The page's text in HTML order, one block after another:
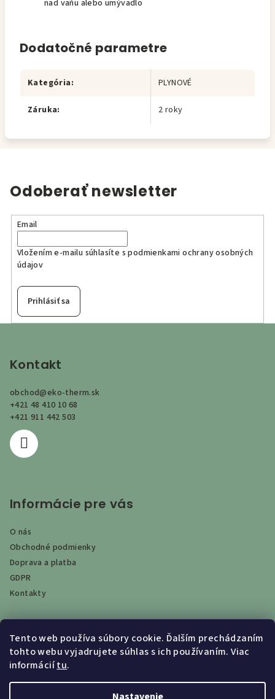
Tento web používa súbory cookie. Ďalším prechádzaním
tohto webu vyjadrujete súhlas s ich používaním. Viac
informáciítu.
nad vaňu alebo umývadlo
Dodatočné parametre
Kategória: PLYNOVÉ
Záruka: 2 roky
Odoberať newsletter
Email
Vložením e-mailu súhlasíte spodmienkami ochrany osobných
údajov
Prihlásiť sa
Kontakt
obchod@eko-therm.sk
+421 48 410 10 68
+421 911 442 503
Informácie pre vás
O nás
Obchodné podmienky
Doprava a platba
GDPR
Kontakty
Vyhľadávanie
Hľadať